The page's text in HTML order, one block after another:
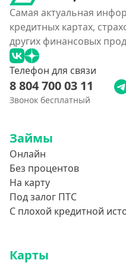
Самая актуальная
кредитных картах,
других финансовых
Телефон для связи
8 804 700 03 11
Звонок бесплатный
Займы
Онлайн
Без процентов
На карту
Под залог ПТС
С плохой кредитной
Карты